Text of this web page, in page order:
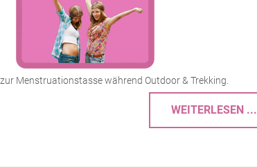
Menstruationstasse während Outdoor & Trekking.
WEITERLESEN ...